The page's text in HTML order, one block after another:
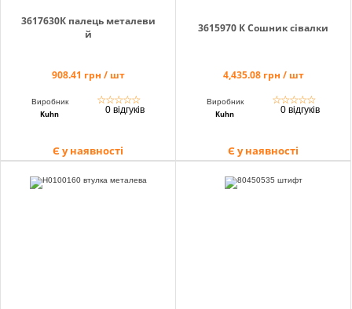
3617630К палець металеви
й
908.41 грн / шт
Виробник
Kuhn
☆☆☆☆☆
0 відгуків
Є у наявності
3615970 К Сошник сівалки
4,435.08 грн / шт
Виробник
Kuhn
☆☆☆☆☆
0 відгуків
Є у наявності